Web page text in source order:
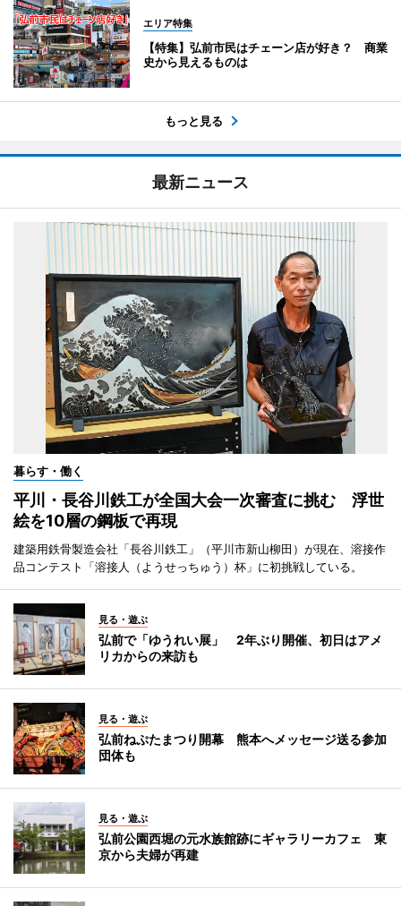
エリア特集
【特集】弘前市民はチェーン店が好き？ 商業
史から見えるものは
もっと見る
最新ニュース
暮らす・働く
平川・長谷川鉄工が全国大会一次審査に挑む 浮世
絵を10層の鋼板で再現
建築用鉄骨製造会社「長谷川鉄工」（平川市新山柳田）が現在、溶接作
品コンテスト「溶接人（ようせっちゅう）杯」に初挑戦している。
見る・遊ぶ
弘前で「ゆうれい展」 2年ぶり開催、初日はアメ
リカからの来訪も
見る・遊ぶ
弘前ねぷたまつり開幕 熊本へメッセージ送る参加
団体も
見る・遊ぶ
弘前公園西堀の元水族館跡にギャラリーカフェ 東
京から夫婦が再建